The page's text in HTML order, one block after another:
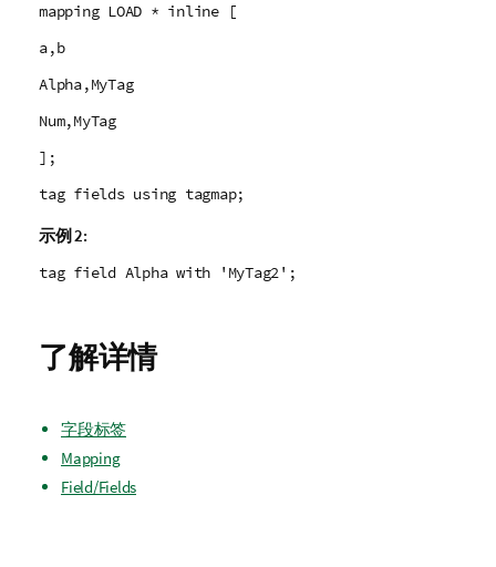
mapping LOAD * inline [
a,b
Alpha,MyTag
Num,MyTag
];
tag fields using tagmap;
示例 2:
tag field Alpha with 'MyTag2';
了解详情
字段标签
Mapping
Field/Fields